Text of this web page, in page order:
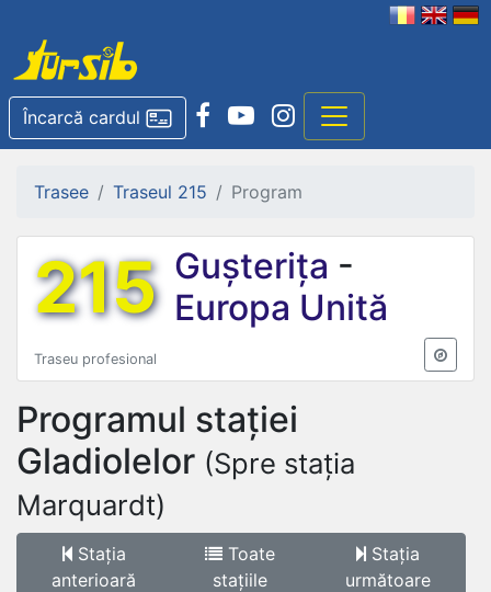
Încarcă cardul
Trasee Traseul 215 Program
215 Gușterița -
Europa Unită
Traseu profesional
Programul stației
Gladiolelor (Spre stația
Marquardt)
Stația
anterioară
Toate
stațiile
Stația
următoare